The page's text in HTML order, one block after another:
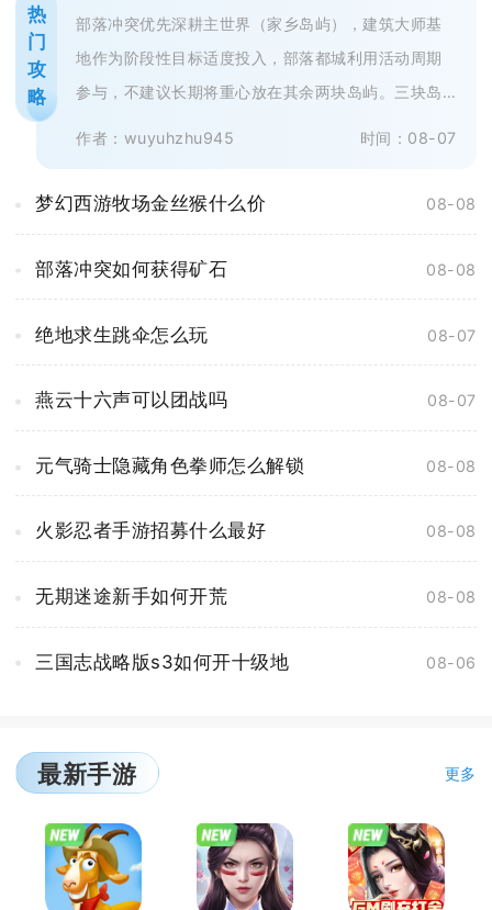
热
门
攻
略
部落冲突优先深耕主世界（家乡岛屿），建筑大师基
地作为阶段性目标适度投入，部落都城利用活动周期
参与，不建议长期将重心放在其余两块岛屿。三块岛
作者：wuyuhzhu945 时间：08-07
梦幻西游牧场金丝猴什么价 08-08
部落冲突如何获得矿石 08-08
绝地求生跳伞怎么玩 08-07
燕云十六声可以团战吗 08-07
元气骑士隐藏角色拳师怎么解锁 08-08
火影忍者手游招募什么最好 08-08
无期迷途新手如何开荒 08-08
三国志战略版s3如何开十级地 08-06
最新手游 更多